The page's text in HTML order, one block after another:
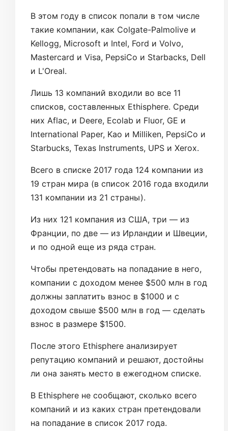
В этом году в список попали в том числе
такие компании, как Colgate-Palmolive и
Kellogg, Microsoft и Intel, Ford и Volvo,
Mastercard и Visa, PepsiCo и Starbacks, Dell
и L'Oreal.
Лишь 13 компаний входили во все 11
списков, составленных Ethisphere. Среди
них Aflac, и Deere, Ecolab и Fluor, GE и
International Paper, Kao и Milliken, PepsiCo и
Starbucks, Texas Instruments, UPS и Xerox.
Всего в списке 2017 года 124 компании из
19 стран мира (в список 2016 года входили
131 компании из 21 страны).
Из них 121 компания из США, три — из
Франции, по две — из Ирландии и Швеции,
и по одной еще из ряда стран.
Чтобы претендовать на попадание в него,
компании с доходом менее $500 млн в год
должны заплатить взнос в $1000 и с
доходом свыше $500 млн в год — сделать
взнос в размере $1500.
После этого Ethisphere анализирует
репутацию компаний и решают, достойны
ли она занять место в ежегодном списке.
В Ethisphere не сообщают, сколько всего
компаний и из каких стран претендовали
на попадание в список 2017 года.